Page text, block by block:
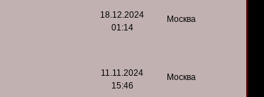
18.12.2024
01:14
Москва
11.11.2024
15:46
Москва